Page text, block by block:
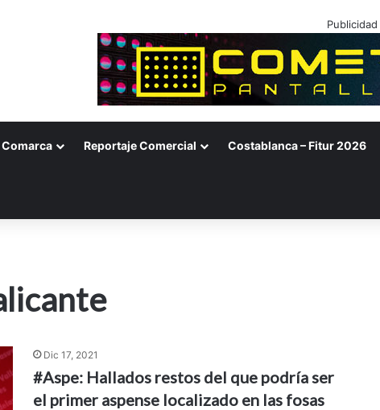
Publicidad
Comarca Reportaje Comercial Costablanca – Fitur 2026
Dic 17, 2021
#Aspe: Hallados restos del que podría ser
el primer aspense localizado en las fosas